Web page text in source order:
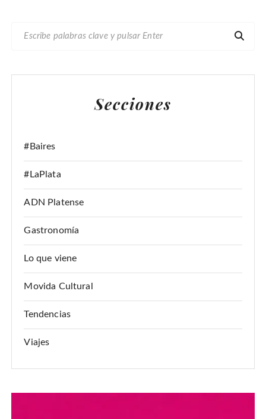
C
Secciones
#Baires
#LaPlata
ADN Platense
Gastronomía
Lo que viene
Movida Cultural
Tendencias
Viajes